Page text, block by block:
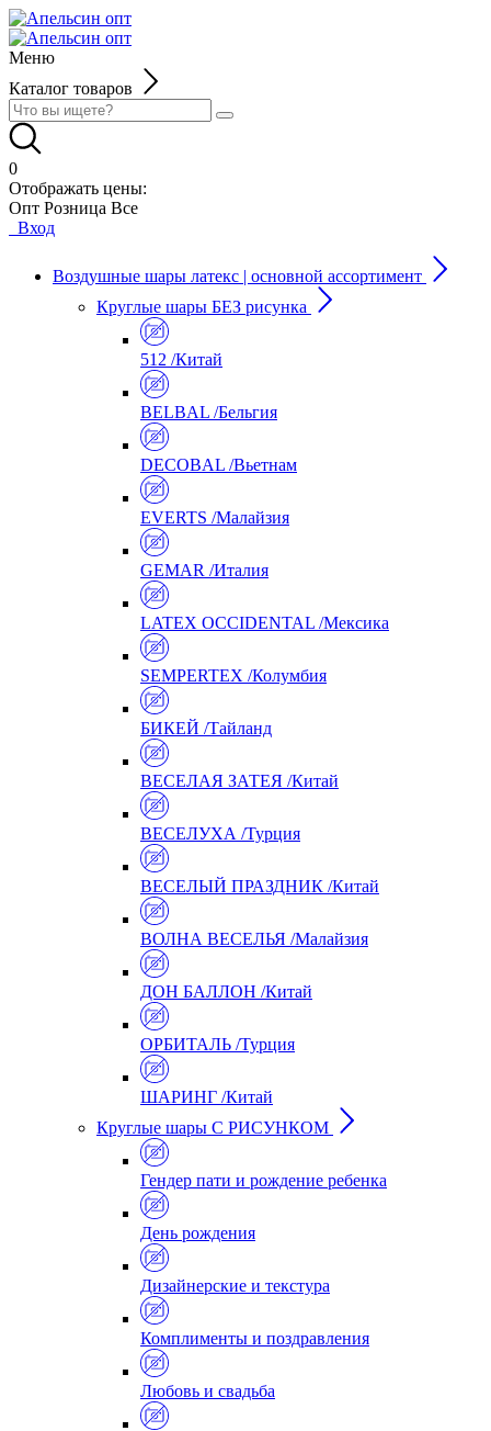
Меню
Каталог товаров
0
Отображать цены:
Опт Розница Все
Вход
Воздушные шары латекс | основной ассортимент
Круглые шары БЕЗ рисунка
512 /Китай
BELBAL /Бельгия
DECOBAL /Вьетнам
EVERTS /Малайзия
GEMAR /Италия
LATEX OCCIDENTAL /Мексика
SEMPERTEX /Колумбия
БИКЕЙ /Тайланд
ВЕСЕЛАЯ ЗАТЕЯ /Китай
ВЕСЕЛУХА /Турция
ВЕСЕЛЫЙ ПРАЗДНИК /Китай
ВОЛНА ВЕСЕЛЬЯ /Малайзия
ДОН БАЛЛОН /Китай
ОРБИТАЛЬ /Турция
ШАРИНГ /Китай
Круглые шары С РИСУНКОМ
Гендер пати и рождение ребенка
День рождения
Дизайнерские и текстура
Комплименты и поздравления
Любовь и свадьба